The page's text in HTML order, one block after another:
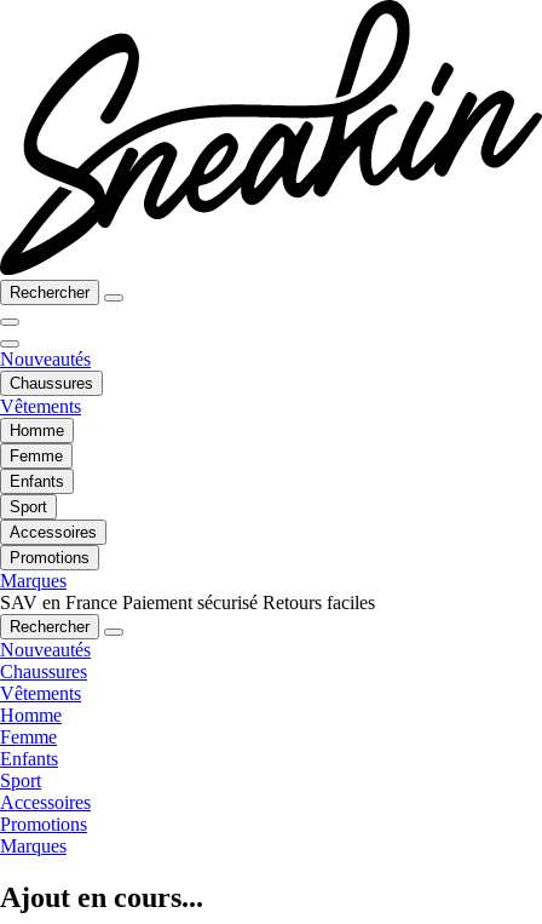
Rechercher
Nouveautés
Chaussures
Vêtements
Homme
Femme
Enfants
Sport
Accessoires
Promotions
Marques
SAV en France Paiement sécurisé Retours faciles
Rechercher
Nouveautés
Chaussures
Vêtements
Homme
Femme
Enfants
Sport
Accessoires
Promotions
Marques
Ajout en cours...